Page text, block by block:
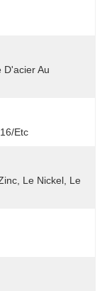
D'acier Au
etc
Le Nickel, Le